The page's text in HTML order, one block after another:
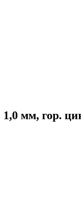
мм, гор.